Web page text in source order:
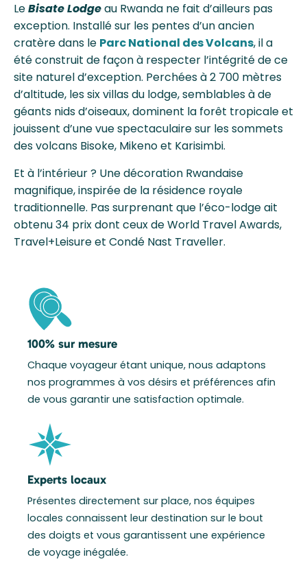
LeBisate Lodgeau Rwanda ne fait d’ailleurs pas
exception. Installé sur les pentes d’un ancien
cratère dans le Parc National des Volcans, il a
été construit de façon à respecter l’intégrité de ce
site naturel d’exception. Perchées à 2 700 mètres
d’altitude, les six villas du lodge, semblables à de
géants nids d’oiseaux, dominent la forêt tropicale et
jouissent d’une vue spectaculaire sur les sommets
des volcans Bisoke, Mikeno et Karisimbi.
Et à l’intérieur ? Une décoration Rwandaise
magnifique, inspirée de la résidence royale
traditionnelle. Pas surprenant que l’éco-lodge ait
obtenu 34 prix dont ceux de World Travel Awards,
Travel+Leisure et Condé Nast Traveller.
100% sur mesure
Chaque voyageur étant unique, nous adaptons
nos programmes à vos désirs et préférences afin
de vous garantir une satisfaction optimale.
Experts locaux
Présentes directement sur place, nos équipes
locales connaissent leur destination sur le bout
des doigts et vous garantissent une expérience
de voyage inégalée.